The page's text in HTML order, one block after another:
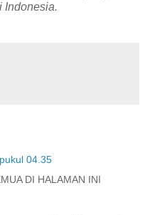
Indonesia.
04.35
DI HALAMAN INI